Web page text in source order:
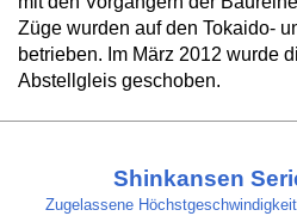
Züge wurden auf den Tokaido-
betrieben. Im März 2012 wurde
Abstellgleis geschoben.
Shinkansen
Zugelassene